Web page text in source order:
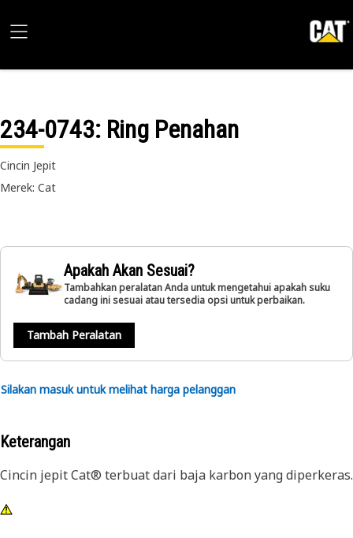
234-0743: Ring Penahan
Cincin Jepit
Merek: Cat
Apakah Akan Sesuai?
Tambahkan peralatan Anda untuk mengetahui apakah suku
cadang ini sesuai atau tersedia opsi untuk perbaikan.
Tambah Peralatan
Silakan masuk untuk melihat harga pelanggan
Keterangan
Cincin jepit Cat® terbuat dari baja karbon yang diperkeras.